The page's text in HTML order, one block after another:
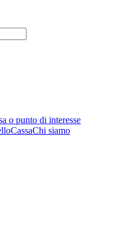
o punto di interesse
CassaChi siamo